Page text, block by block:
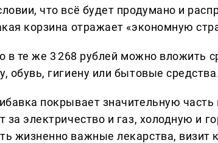
что всё будет продумано и
корзина отражает «экономную
в те же 3 268 рублей можно вложить
обувь, гигиену или бытовые
покрывает значительную
за электричество и газ, холодную и
жизненно важные лекарства, визит